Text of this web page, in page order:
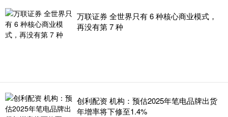
万联证券 全世界只有 6 种核心商业模式，
再没有第 7 种
创利配资 机构：预估2025年笔电品牌出货
年增率将下修至1.4%